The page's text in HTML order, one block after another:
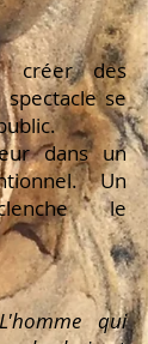
créer des
spectacle se
dans un
Un
le
L'homme qui